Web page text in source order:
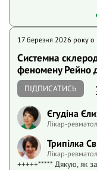
17 березня 2026 року
Системна
феномену Рейно
ПІДПИСАТИСЬ
Єгудіна
Лікар-
Трипілка
Лікар-
+++++***** Дякую, як